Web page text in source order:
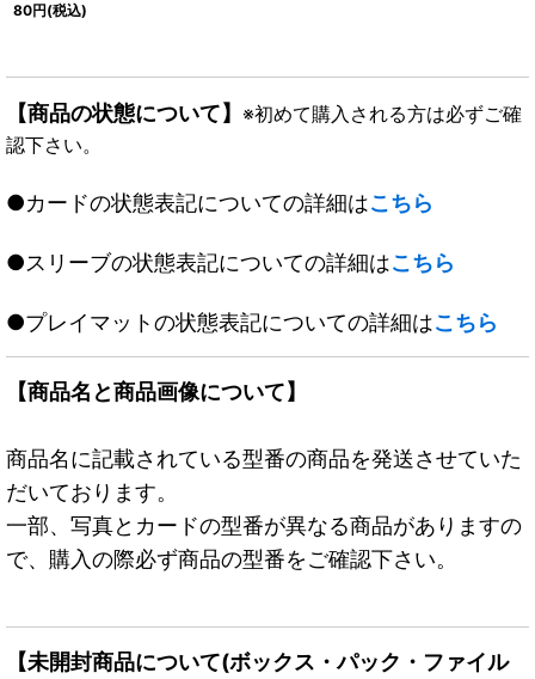
80円(税込)
【商品の状態について】 ※初めて購入される方は必ずご確
認下さい。
●カードの状態表記についての詳細はこちら
●スリーブの状態表記についての詳細はこちら
●プレイマットの状態表記についての詳細はこちら
【商品名と商品画像について】
商品名に記載されている型番の商品を発送させていた
だいております。
一部、写真とカードの型番が異なる商品がありますの
で、購入の際必ず商品の型番をご確認下さい。
【未開封商品について(ボックス・パック・ファイル